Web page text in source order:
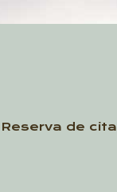
Reserva de cita